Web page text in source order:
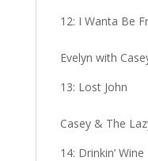
12: I Wanta Be
Evelyn with
13: Lost John
Casey & The
14: Drinkin’ Wine